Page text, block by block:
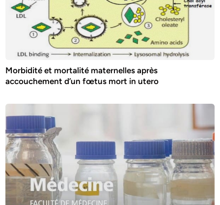
Morbidité et mortalité maternelles après
accouchement d’un fœtus mort in utero